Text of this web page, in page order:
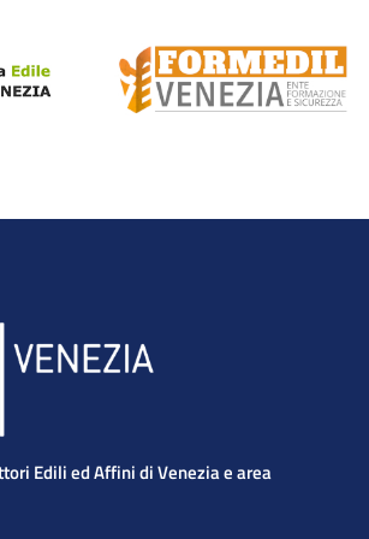
Edili ed Affini di Venezia e area